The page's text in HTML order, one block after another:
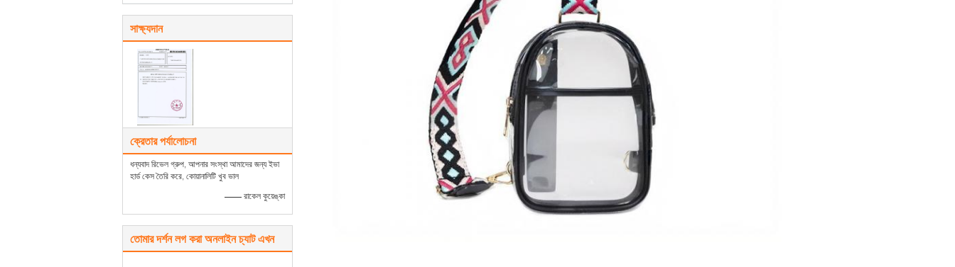
সাক্ষ্যদান
ক্রেতার পর্যালোচনা
ধন্যবাদ রিভেল গ্রুপ, আপনার সংস্থা আমাদের জন্য ইভা
হার্ড কেস তৈরি করে, কোয়ানালিটি খুব ভাল
—— রাকেল কুয়েঙ্কা
তোমার দর্শন লগ করা অনলাইন চ্যাট এখন